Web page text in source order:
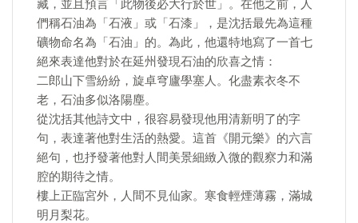
藏，並且預言「此物後必大行於世」。在他之前，人
們稱石油為「石液」或「石漆」，是沈括最先為這種
礦物命名為「石油」的。為此，他還特地寫了一首七
絕來表達他對於在延州發現石油的欣喜之情：
二郎山下雪紛紛，旋卓穹廬學塞人。化盡素衣冬不
老，石油多似洛陽塵。
從沈括其他詩文中，很容易發現他用清新明了的字
句，表達著他對生活的熱愛。這首《開元樂》的六言
絕句，也抒發著他對人間美景細緻入微的觀察力和滿
腔的期待之情。
樓上正臨宮外，人間不見仙家。寒食輕煙薄霧，滿城
明月梨花。